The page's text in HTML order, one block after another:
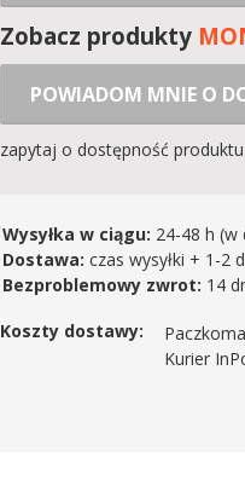
Zobacz produkty
POWIADOM MNIE O
zapytaj o dostępność produktu
Wysyłka w ciągu: 24-48 h (w
Dostawa: czas wysyłki + 1-2
Bezproblemowy zwrot: 14
Koszty dostawy:
Kurier